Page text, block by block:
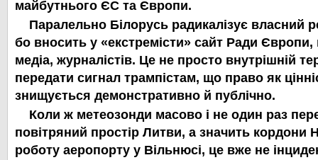
майбутнього ЄС та Європи.
Паралельно Білорусь радикалізує власний
бо вносить у «екстремісти» сайт Ради Європи,
медіа, журналістів. Це не просто внутрішній
передати сигнал трампістам, що право як
знищується демонстративно й публічно.
Коли ж метеозонди масово і не один раз
повітряний простір Литви, а значить
роботу аеропорту у Вільнюсі, це вже не